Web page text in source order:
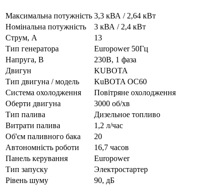
Максимальна потужність 3,3 кВА / 2,64 кВт
Номінальна потужність
3 кВА / 2,4 кВт
Струм, А
13
Тип генератора
Europower 50Гц
Напруга, В
230В, 1 фаза
Двигун
KUBOTA
Тип двигуна / модель
KuBOTA OC60
Система охолодження
Повітряне охолодження
Оберти двигуна
3000 об/хв
Тип палива
Дизельное топливо
Витрати палива
1,2 л/час
Об'єм паливного бака
20
Автономність роботи
16,7 часов
Панель керування
Europower
Тип запуску
Электростартер
Рівень шуму
90, дБ